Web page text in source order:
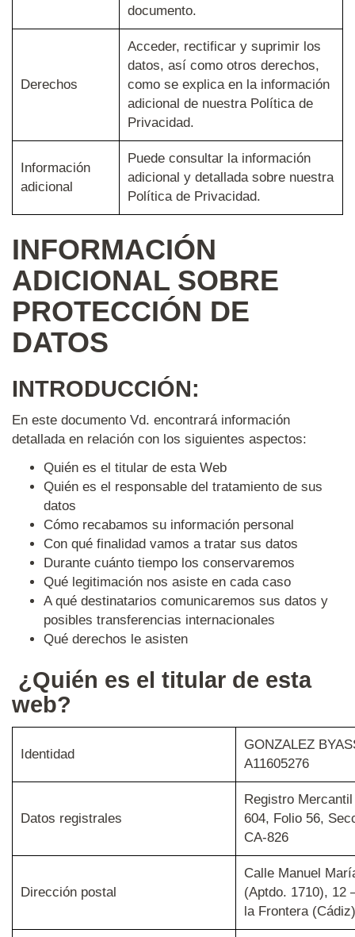
documento.
Derechos
Acceder, rectificar y suprimir los
datos, así como otros derechos,
como se explica en la información
adicional de nuestra Política de
Privacidad.
Información
adicional
Puede consultar la información
adicional y detallada sobre nuestra
Política de Privacidad.
INFORMACIÓN
ADICIONAL SOBRE
PROTECCIÓN DE
DATOS
INTRODUCCIÓN:
En este documento Vd. encontrará información
detallada en relación con los siguientes aspectos:
Quién es el titular de esta Web
Quién es el responsable del tratamiento de sus
datos
Cómo recabamos su información personal
Con qué finalidad vamos a tratar sus datos
Durante cuánto tiempo los conservaremos
Qué legitimación nos asiste en cada caso
A qué destinatarios comunicaremos sus datos y
posibles transferencias internacionales
Qué derechos le asisten
¿Quién es el titular de esta
web?
Identidad
GONZALEZ
A11605276
Datos registrales
Registro
604, Folio 56,
CA-826
Dirección postal
Calle Manuel
(Aptdo. 1710), 12
la Frontera (Cádiz)